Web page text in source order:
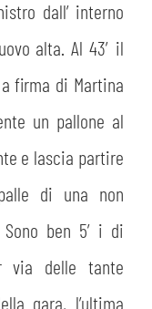
dall’ interno
alta. Al 43′ il
firma di Martina
un pallone al
e lascia partire
di una non
ben 5′ i di
via delle tante
gara, l’ultima